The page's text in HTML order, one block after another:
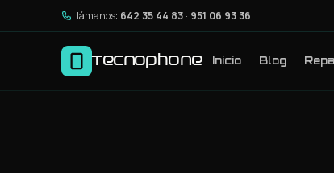
Llámanos: 642 35 44 83 · 951 06 93 36
Tecnophone Inicio Blog